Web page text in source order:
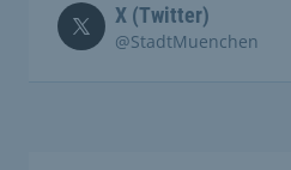
X (Twitter)
@StadtMuenchen